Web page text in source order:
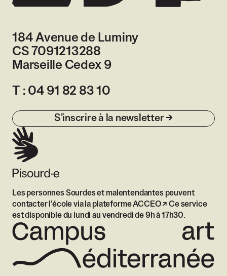
184 Avenue de Luminy
CS 7091213288
Marseille Cedex 9France
T : 04 91 82 83 10
S’inscrire à la newsletter
Les personnes Sourdes et malentendantes peuvent
contacter l'école via la plateforme ACCEO
Ce service
est disponible du lundi au vendredi de 9h à 17h30.